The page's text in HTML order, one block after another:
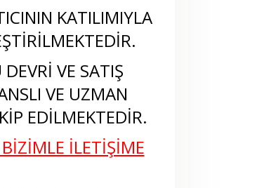
KATILIMIYLA
VE SATIŞ
VE UZMAN
EDİLMEKTEDİR.
İLETİŞİME